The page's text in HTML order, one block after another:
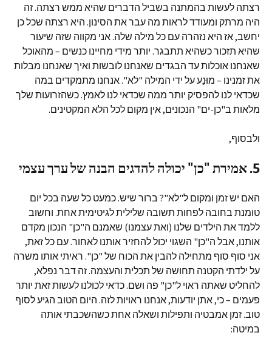
רצתה לעשות בהמתנה בשביל הדברים שהיא ממש רצתה. זה
היה מרתק ומעודד לראות מה עבר את הסינון. היא רצתה שכל כן
יחשב, אז היא נזהרה עם כל מילה שלה. אני מקווה שזה שיעור
שהיא תזכור כשהיא תתבגר. יותר מידי מחיינו כנשים – מהאוכל
שאנחנו אוכלות עד הבגדים שאנחנו לובשות ואיך שאנחנו מבלות
את זמנינו – מוּנַע על ידי המילה "לא". אנחנו מתמקדים במה
שכדאי לנו להפסיק יותר ממה שכדאי לנו לאמץ. כשהזרועות שלך
מלאות ב"כן-ים" הנכונים, אין מקום לכל הלא המקטינים.
ולבסוף,
5. אמירת "כן" יכולה להדגים הבנה של ערך עצמי
האם יש זמן ומקום ל"לא"? ברור שיש. כמעט כל שעה בכל יום
טומנת בחובה לפחות תשובה שלילית לגיטימית אחת. וחשוב
ללמד את הילדים שלנו (ואת עצמנו) שאמנם ה"כן" הנכון מקדם
אותנו, אבל ה"כן" השגוי יכול להחזיר אותנו לאחור. עם כל זאת,
אני סוף סוף מתחילה להבין את הכוח של "כן". ראיתי אותו משרה
על ילדתי הקטנה תחושה של תכלית והעצמה. זה דבר נפלא,
להחליט שאתה ראוי ל"כן" פה ושם. כדאי לכולנו לעשות זאת יותר
פעמים – כי, אתן יודעות, אנחנו ראויות לזה. היום הטוב הגיע לסוף
טוב. זמן אמבטיה ותפילות ושאלה אחת כשהשכבתי אותה
במיטה: